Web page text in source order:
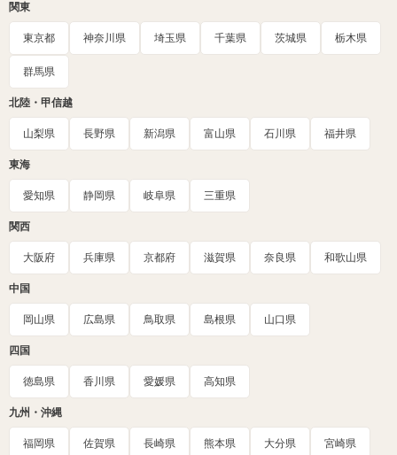
関東
東京都 神奈川県 埼玉県 千葉県 茨城県 栃木県
群馬県
北陸・甲信越
山梨県 長野県 新潟県 富山県 石川県 福井県
東海
愛知県 静岡県 岐阜県 三重県
関西
大阪府 兵庫県 京都府 滋賀県 奈良県 和歌山県
中国
岡山県 広島県 鳥取県 島根県 山口県
四国
徳島県 香川県 愛媛県 高知県
九州・沖縄
福岡県 佐賀県 長崎県 熊本県 大分県 宮崎県